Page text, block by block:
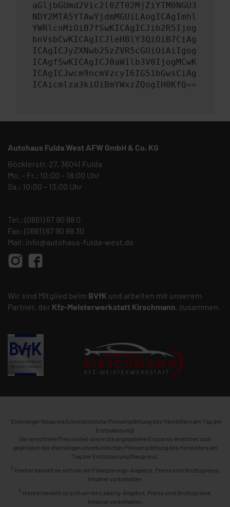
aGljbGUmd2Vic2l0ZT02MjZiYTM0NGU3
NDY2MTA5YTAwYjdmMGUiLAogICAgImhl
YWRlcnMiOiB7fSwKICAgICJib2R5Ijog
bnVsbCwKICAgICJleHBlY3QiOiB7CiAg
ICAgICJyZXNwb25zZVR5cGUiOiAiIgog
ICAgfSwKICAgICJ0aW1lb3V0IjogMCwK
ICAgICJwcm9ncmVzcyI6IG51bGwsCiAg
ICAicmlza3kiOiBmYWxzZQogIH0KfQ==
Autohaus Fulda West AFW GmbH & Co. KG
Böcklerstr. 27, 36041 Fulda
Mo. – Fr.: 10:00 – 18:00 Uhr
Sa.: 10:00 – 13:00 Uhr
Tel.: (0661) 67 90 88 0
Fax: (0661) 67 90 88 30
Mail: info@autohaus-fulda-west.de
Wir sind Mitglied beim BVfK und arbeiten mit unserem
Partner, der Kfz-Meisterwerkstatt Kirschmann, zusammen.
1 Ehemaliger Neupreis (Unverbindliche Preisempfehlung des Herstellers am Tag der
Erstzulassung).
Der errechnete Preisvorteil sowie die angegebene Ersparnis errechnet sich
gegenüber der ehemaligen unverbindlichen Preisempfehlung des Herstellers am
Tag der Erstzulassung (Neupreis).
2 Hierbei handelt es sich um ein Finanzierungs-Angebot. Preise sind Bruttopreise.
Irrtümer vorbehalten.
3 Hierbei handelt es sich um ein Leasing-Angebot. Preise sind Bruttopreise.
Irrtümer vorbehalten.